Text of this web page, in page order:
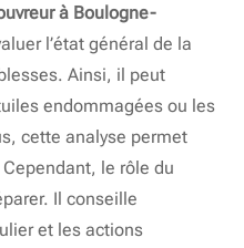
à Boulogne-
l’état général de la
Ainsi, il peut
endommagées ou les
cette analyse permet
le rôle du
Il conseille
et les actions